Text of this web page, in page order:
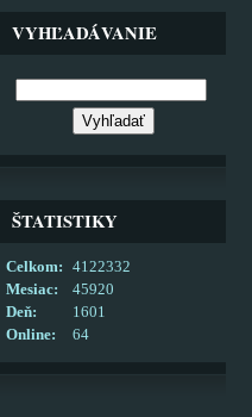
VYHĽADÁVANIE
ŠTATISTIKY
Online: 64
Celkom:
4122332
Mesiac:
45920
Deň:
1601